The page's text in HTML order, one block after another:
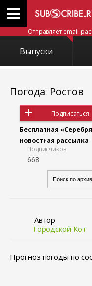
Отправляет email-
Выпуски
Погода. Ростов
Подписаться
Бесплатная
новостная рассылка
Подписчиков
668
Автор
Городской Кот
Прогноз погоды по